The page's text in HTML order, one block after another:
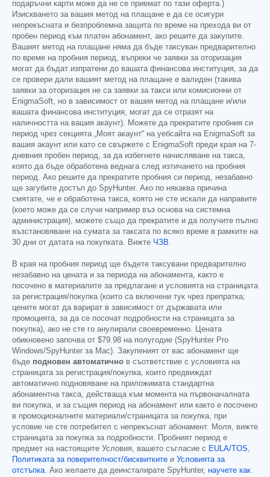
подаръчни карти може да не се приемат по тази оферта.)
Изискването за вашия метод на плащане е да се осигури
непрекъсната и безпроблемна защита по време на прехода ви от
пробен период към платен абонамент, ако решите да закупите.
Вашият метод на плащане няма да бъде таксуван предварително
по време на пробния период, въпреки че заявки за оторизация
могат да бъдат изпратени до вашата финансова институция, за да
се провери дали вашият метод на плащане е валиден (такива
заявки за оторизация не са заявки за такси или комисионни от
EnigmaSoft, но в зависимост от вашия метод на плащане и/или
вашата финансова институция, могат да се отразят на
наличността на вашия акаунт). Можете да прекратите пробния си
период чрез секцията „Моят акаунт“ на уебсайта на EnigmaSoft за
вашия акаунт или като се свържете с EnigmaSoft преди края на 7-
дневния пробен период, за да избегнете начисляване на такса,
която да бъде обработена веднага след изтичането на пробния
период. Ако решите да прекратите пробния си период, незабавно
ще загубите достъп до SpyHunter. Ако по някаква причина
смятате, че е обработена такса, която не сте искали да направите
(което може да се случи например въз основа на системна
администрация), можете също да прекратите и да получите пълно
възстановяване на сумата за таксата по всяко време в рамките на
30 дни от датата на покупката. Вижте ЧЗВ.
В края на пробния период ще бъдете таксувани предварително
незабавно на цената и за периода на абонамента, както е
посочено в материалите за предлагане и условията на страницата
за регистрация/покупка (които са включени тук чрез препратка;
цените могат да варират в зависимост от държавата или
промоцията, за да се посочат подробности на страницата за
покупка), ако не сте го анулирали своевременно. Цената
обикновено започва от $79.98 на полугодие (SpyHunter Pro
Windows/SpyHunter за Mac). Закупеният от вас абонамент ще
бъде подновен автоматично в съответствие с условията на
страницата за регистрация/покупка, които предвиждат
автоматично подновяване на приложимата стандартна
абонаментна такса, действаща към момента на първоначалната
ви покупка, и за същия период на абонамент или както е посочено
в промоционалните материали/страницата за покупка, при
условие че сте потребител с непрекъснат абонамент. Моля, вижте
страницата за покупка за подробности. Пробният период е
предмет на настоящите Условия, вашето съгласие с EULA/TOS,
Политиката за поверителност/бисквитките и Условията за
отстъпка. Ако желаете да деинсталирате SpyHunter, научете как.